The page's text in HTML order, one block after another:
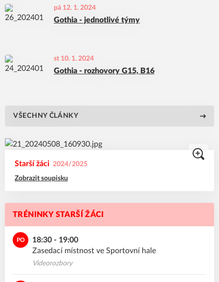
pá 12. 1. 2024
Gothia - jednotlivé týmy
st 10. 1. 2024
Gothia - rozhovory G15, B16
VŠECHNY ČLÁNKY
Starší žáci 2024/2025
Zobrazit soupisku
TRÉNINKY STARŠÍ ŽÁCI
PO
18:30 - 19:00
Zasedací místnost ve Sportovní hale
Videorozbory